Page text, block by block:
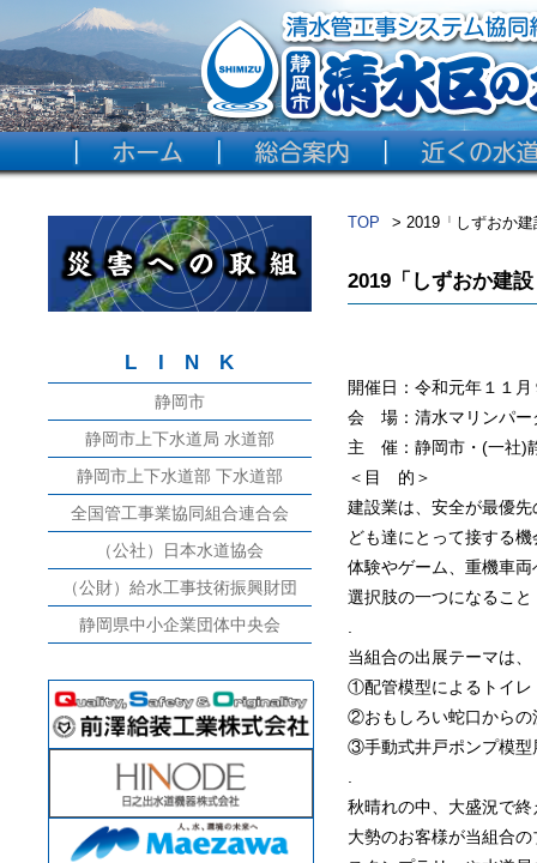
TOP 2019「しずおか
2019「しずおか建
開催日：令和元年１１
会 場：清水マリンパー
主 催：静岡市・(一社)
＜目 的＞
建設業は、安全が最優
ども達にとって接する
体験やゲーム、重機車
選択肢の一つになるこ
当組合の出展テーマは
①配管模型によるトイレ
②おもしろい蛇口からの
③手動式井戸ポンプ模型
秋晴れの中、大盛況で
大勢のお客様が当組合
LINK
静岡市
静岡市上下水道局 水道部
静岡市上下水道部 下水道部
全国管工事業協同組合連合会
（公社）日本水道協会
（公財）給水工事技術振興財団
静岡県中小企業団体中央会